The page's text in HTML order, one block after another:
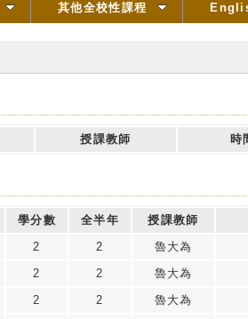
其他全校性課程
授課教師 時
學分數 全半年 授課教師
2 2 魯大為
2 2 魯大為
2 2 魯大為